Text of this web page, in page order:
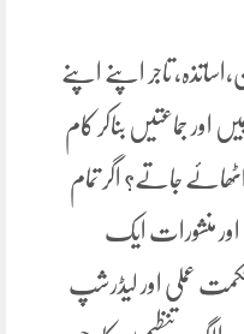
تاجر اپنے اپنے
اور جماعتیں بناکر کام
جاتے؟ اگر تمام
اور منشورات ایک
عملی اور لیڈرشپ